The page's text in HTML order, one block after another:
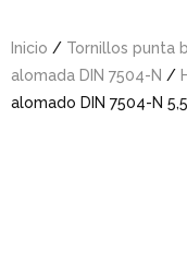
Inicio / Tornillos punta
alomada DIN 7504-N /
alomado DIN 7504-N